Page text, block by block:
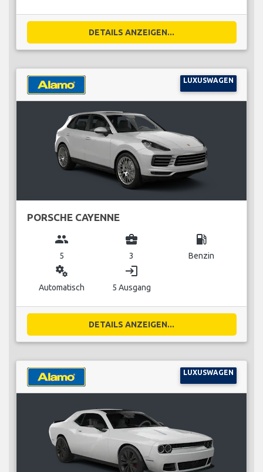
DETAILS ANZEIGEN...
LUXUSWAGEN
PORSCHE CAYENNE
group
5
business_center
3
local_gas_station
Benzin
miscellaneous_services
Automatisch
login
5 Ausgang
DETAILS ANZEIGEN...
LUXUSWAGEN